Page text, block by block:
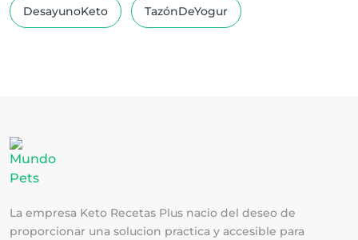
DesayunoKeto TazónDeYogur
La empresa Keto Recetas Plus nacio del deseo de
proporcionar una solucion practica y accesible para